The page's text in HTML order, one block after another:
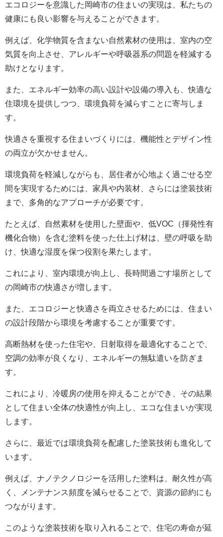
エコロジーを意識した岡崎市の住まいの実現は、私たちの
健康にも良い影響を与えることができます。
例えば、化学物質を含まない自然素材の使用は、室内の空
気質を向上させ、アレルギーや呼吸器系の問題を軽減する
助けとなります。
また、エネルギー効率の高い設計や設備の導入も、快適な
住環境を提供しつつ、環境負荷を減らすことに寄与しま
す。
快適さを重視する住まいづくりには、機能性とデザイン性
の両立が欠かせません。
環境負荷を軽減しながらも、居住者が心地よく過ごせる空
間を実現するためには、家具や内装材、さらには塗装技術
まで、多角的なアプローチが必要です。
たとえば、自然素材を使用した壁面や、低VOC（揮発性有
機化合物）を含む塗料を使った仕上げ材は、壁の呼吸を助
け、快適な湿度を保つ役割を果たします。
これにより、室内環境が向上し、長時間過ごす場所として
の岡崎市の快適さが増します。
また、エコロジーと快適さを両立させるためには、住まい
の設計段階から環境を考慮することが重要です。
高断熱材を使った住宅や、日射取得を最適化することで、
空調の効率が良くなり、エネルギーの無駄遣いを防ぎま
す。
これにより、冷暖房の使用を抑えることができ、その結果
として住まい全体の快適性が向上し、エコな住まいが実現
します。
さらに、最近では環境負荷を配慮した塗装技術も進化して
います。
例えば、ナノテクノロジーを活用した塗料は、耐久性が高
く、メンテナンス頻度を減らせることで、資源の節約にも
つながります。
このような塗装技術を取り入れることで、住宅の寿命が延